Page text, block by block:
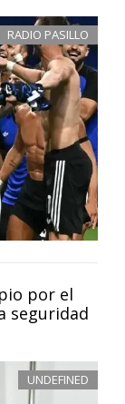
RADIO PASILLO
por el
seguridad
UNDEFINED